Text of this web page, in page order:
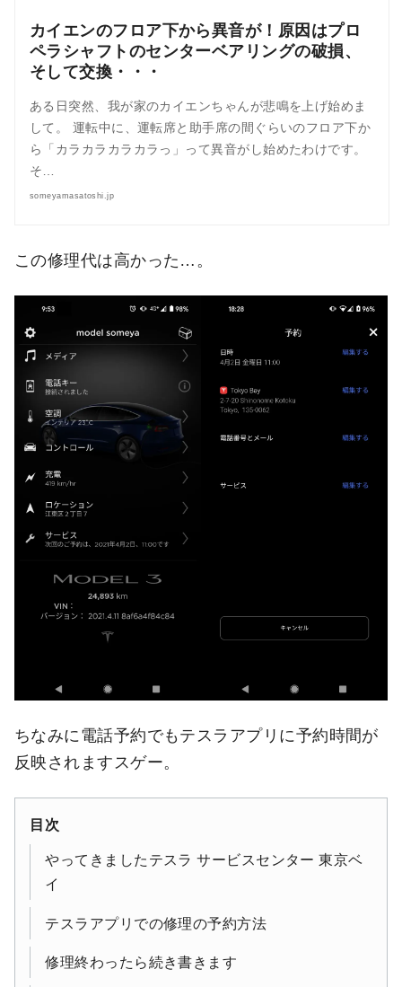
カイエンのフロア下から異音が！原因はプロ
ペラシャフトのセンターベアリングの破損、
そして交換・・・
ある日突然、我が家のカイエンちゃんが悲鳴を上げ始めま
して。 運転中に、運転席と助手席の間ぐらいのフロア下か
ら「カラカラカラカラっ」って異音がし始めたわけです。
そ…
someyamasatoshi.jp
この修理代は高かった…。
ちなみに電話予約でもテスラアプリに予約時間が
反映されますスゲー。
目次
やってきましたテスラ サービスセンター 東京ベ
イ
テスラアプリでの修理の予約方法
修理終わったら続き書きます